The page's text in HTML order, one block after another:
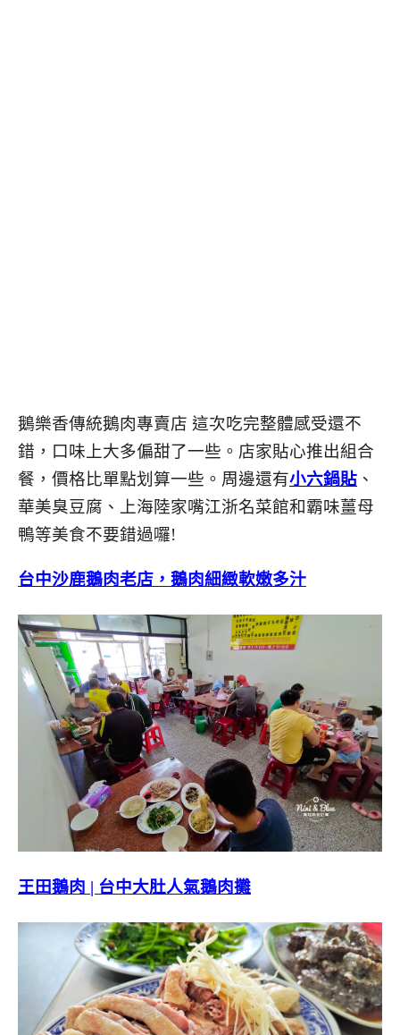
鵝樂香傳統鵝肉專賣店 這次吃完整體感受還不
錯，口味上大多偏甜了一些。店家貼心推出組合
餐，價格比單點划算一些。周邊還有小六鍋貼 、
華美臭豆腐、上海陸家嘴江浙名菜館和霸味薑母
鴨等美食不要錯過囉!
台中沙鹿鵝肉老店，鵝肉細緻軟嫩多汁
王田鵝肉 | 台中大肚人氣鵝肉攤